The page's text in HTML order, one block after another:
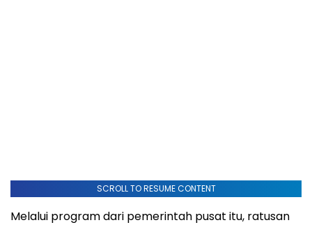
SCROLL TO RESUME CONTENT
Melalui program dari pemerintah pusat itu, ratusan